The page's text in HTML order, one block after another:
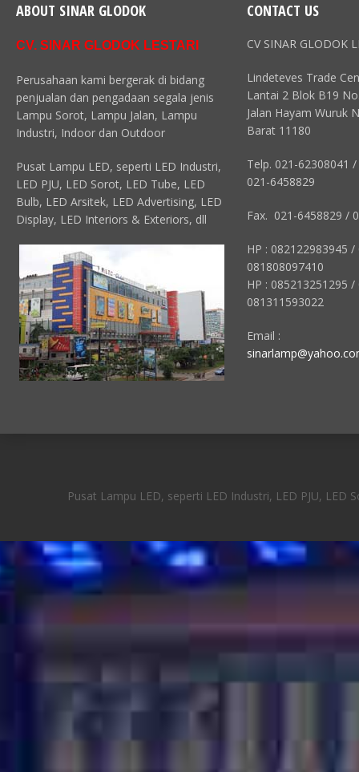
ABOUT SINAR GLODOK
CV. SINAR GLODOK LESTARI
Perusahaan kami bergerak di bidang
penjualan dan pengadaan segala jenis
Lampu Sorot, Lampu Jalan, Lampu
Industri, Indoor dan Outdoor
Pusat Lampu LED, seperti LED Industri,
LED PJU, LED Sorot, LED Tube, LED
Bulb, LED Arsitek, LED Advertising, LED
Display, LED Interiors & Exteriors, dll
CONTACT US
CV SINAR GLODOK
Lindeteves Trade
Lantai 2 Blok B19
Jalan Hayam Wuruk
Barat 11180
Telp. 021-62308041
021-6458829
Fax. 021-6458829 /
HP : 082122983945
081808097410
HP : 085213251295
081311593022
Email :
Pusat Lampu LED, seperti LED Industri, LED PJU,